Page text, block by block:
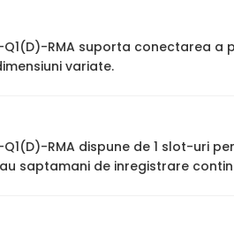
Q1(D)-RMA suporta conectarea a
variate.
Q1(D)-RMA dispune de 1 slot-
saptamani de inregistrare